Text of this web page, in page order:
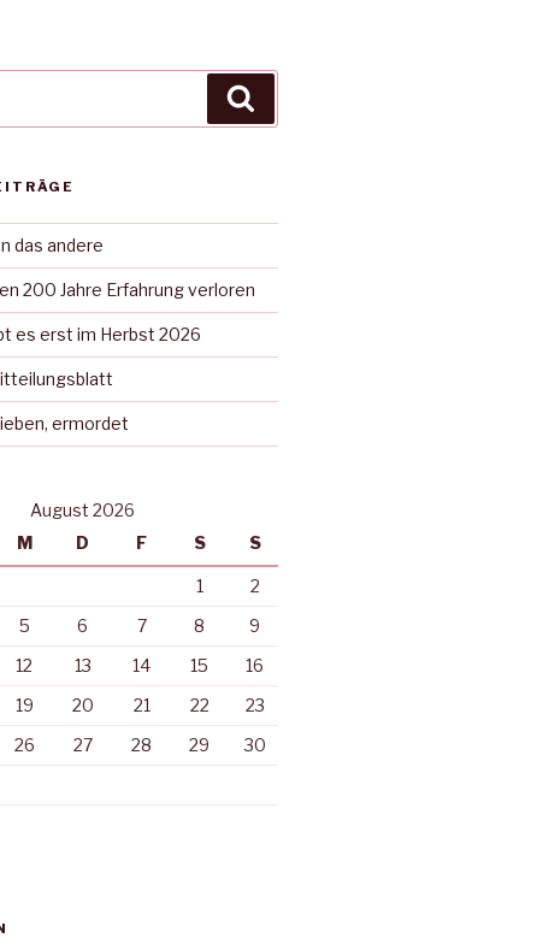
das andere
200 Jahre Erfahrung verloren
es erst im Herbst 2026
ermordet
August 2026
M D F S S
1
2
5 6 7 8
9
12 13 14 15
16
19 20 21 22
23
26 27 28 29
30